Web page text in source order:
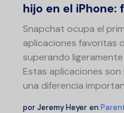
hijo en el iPhone:
Snapchat ocupa el
aplicaciones favoritas
superando
Estas aplicaciones
una diferencia
porJeremy Heyer en